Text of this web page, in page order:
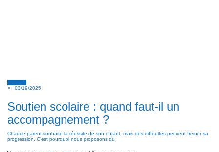
03/19/2025
Soutien scolaire : quand faut-il un
accompagnement ?
Chaque parent souhaite la réussite de son enfant, mais des difficultés peuvent freiner sa
progression. C’est pourquoi nous proposons du